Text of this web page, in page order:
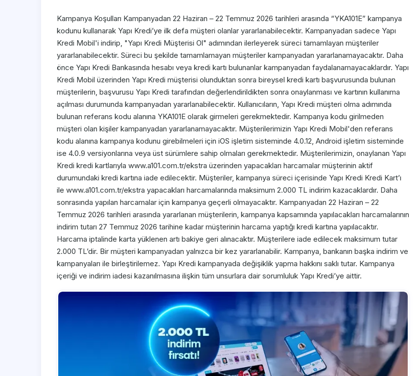
Kampanya Koşulları Kampanyadan 22 Haziran – 22 Temmuz 2026 tarihleri arasında “YKA101E” kampanya
kodunu kullanarak Yapı Kredi’ye ilk defa müşteri olanlar yararlanabilecektir. Kampanyadan sadece Yapı
Kredi Mobil'i indirip, "Yapı Kredi Müşterisi Ol" adımından ilerleyerek süreci tamamlayan müşteriler
yararlanabilecektir. Süreci bu şekilde tamamlamayan müşteriler kampanyadan yararlanamayacaktır. Daha
önce Yapı Kredi Bankasında hesabı veya kredi kartı bulunanlar kampanyadan faydalanamayacaklardır. Yapı
Kredi Mobil üzerinden Yapı Kredi müşterisi olunduktan sonra bireysel kredi kartı başvurusunda bulunan
müşterilerin, başvurusu Yapı Kredi tarafından değerlendirildikten sonra onaylanması ve kartının kullanıma
açılması durumunda kampanyadan yararlanabilecektir. Kullanıcıların, Yapı Kredi müşteri olma adımında
bulunan referans kodu alanına YKA101E olarak girmeleri gerekmektedir. Kampanya kodu girilmeden
müşteri olan kişiler kampanyadan yararlanamayacaktır. Müşterilerimizin Yapı Kredi Mobil'den referans
kodu alanına kampanya kodunu girebilmeleri için iOS işletim sisteminde 4.0.12, Android işletim sisteminde
ise 4.0.9 versiyonlarına veya üst sürümlere sahip olmaları gerekmektedir. Müşterilerimizin, onaylanan Yapı
Kredi kredi kartlarıyla www.a101.com.tr/ekstra üzerinden yapacakları harcamalar müşterinin aktif
durumundaki kredi kartına iade edilecektir. Müşteriler, kampanya süreci içerisinde Yapı Kredi Kredi Kart’ı
ile www.a101.com.tr/ekstra yapacakları harcamalarında maksimum 2.000 TL indirim kazacaklardır. Daha
sonrasında yapılan harcamalar için kampanya geçerli olmayacaktır. Kampanyadan 22 Haziran – 22
Temmuz 2026 tarihleri arasında yararlanan müşterilerin, kampanya kapsamında yapılacakları harcamalarının
indirim tutarı 27 Temmuz 2026 tarihine kadar müşterinin harcama yaptığı kredi kartına yapılacaktır.
Harcama iptalinde karta yüklenen artı bakiye geri alınacaktır. Müşterilere iade edilecek maksimum tutar
2.000 TL’dir. Bir müşteri kampanyadan yalnızca bir kez yararlanabilir. Kampanya, bankanın başka indirim ve
kampanyaları ile birleştirilemez. Yapı Kredi kampanyada değişiklik yapma hakkını saklı tutar. Kampanya
içeriği ve indirim iadesi kazanılmasına ilişkin tüm unsurlara dair sorumluluk Yapı Kredi’ye aittir.